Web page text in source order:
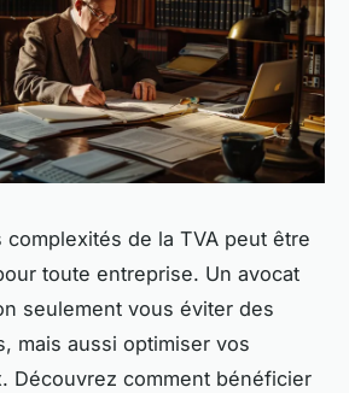
complexités de la TVA peut être
toute entreprise. Un avocat
seulement vous éviter des
mais aussi optimiser vos
Découvrez comment bénéficier